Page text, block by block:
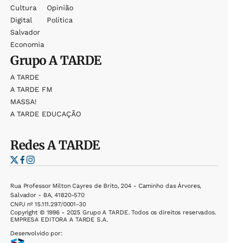
Cultura
Digital
Salvador
Economia
Opinião
Política
GrupoA TARDE
A TARDE
A TARDE FM
MASSA!
A TARDE EDUCAÇÃO
RedesA TARDE
Rua Professor Milton Cayres de Brito, 204 - Caminho das Árvores,
Salvador - BA, 41820-570
CNPJ nº 15.111.297/0001-30
Copyright © 1996 - 2025 Grupo A TARDE. Todos os direitos reservados.
EMPRESA EDITORA A TARDE S.A.
Desenvolvido por: